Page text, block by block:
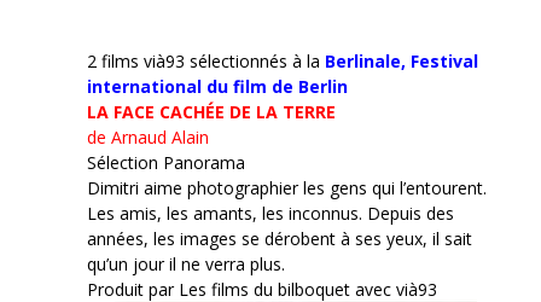
2 films vià93 sélectionnés à la Berlinale, Festival
international du film de Berlin
LA FACE CACHÉE DE LA TERRE
de Arnaud Alain
Sélection Panorama
Dimitri aime photographier les gens qui l’entourent.
Les amis, les amants, les inconnus. Depuis des
années, les images se dérobent à ses yeux, il sait
qu’un jour il ne verra plus.
Produit par Les films du bilboquet avec vià93